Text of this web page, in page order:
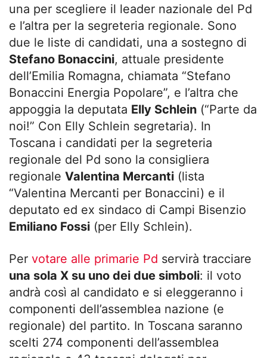
una per scegliere il leader nazionale del Pd
e l’altra per la segreteria regionale. Sono
due le liste di candidati, una a sostegno di
Stefano Bonaccini, attuale presidente
dell’Emilia Romagna, chiamata “Stefano
Bonaccini Energia Popolare”, e l’altra che
appoggia la deputata Elly Schlein (“Parte da
noi!” Con Elly Schlein segretaria). In
Toscana i candidati per la segreteria
regionale del Pd sono la consigliera
regionale Valentina Mercanti (lista
“Valentina Mercanti per Bonaccini) e il
deputato ed ex sindaco di Campi Bisenzio
Emiliano Fossi (per Elly Schlein).
Per votare alle primarie Pd servirà tracciare
una sola X su uno dei due simboli: il voto
andrà così al candidato e si eleggeranno i
componenti dell’assemblea nazione (e
regionale) del partito. In Toscana saranno
scelti 274 componenti dell’assemblea